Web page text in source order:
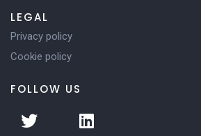
LEGAL
Privacy policy
Cookie policy
FOLLOW US